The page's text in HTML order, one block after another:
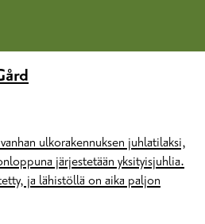
ulkorakennuksen juhlatilaksi,
järjestetään yksityisjuhlia.
ja lähistöllä on aika paljon